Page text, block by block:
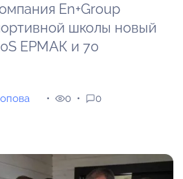
En+Group
школы новый
ЕРМАК и 70
0 0